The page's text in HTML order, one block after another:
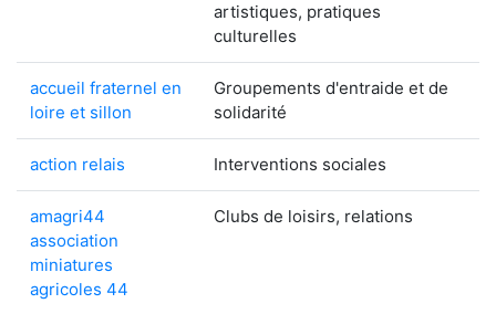
artistiques, pratiques
culturelles
accueil fraternel en
loire et sillon
Groupements d'entraide et de
solidarité
action relais Interventions sociales
amagri44
association
miniatures
agricoles 44
Clubs de loisirs, relations